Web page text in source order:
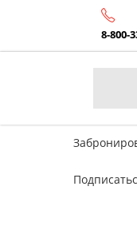
8-800-